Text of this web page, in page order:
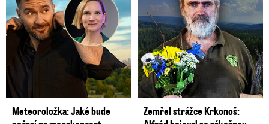
Meteoroložka: Jaké bude
Zemřel strážce Krkonoš: